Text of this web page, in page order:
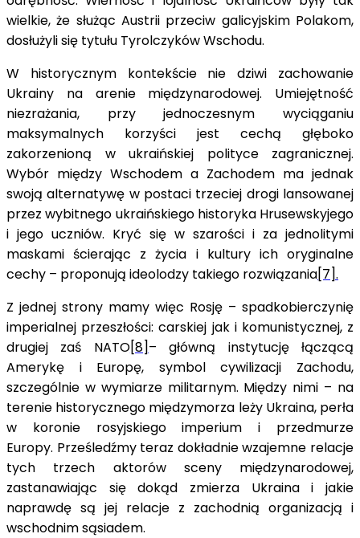
wielkie, że służąc Austrii przeciw galicyjskim Polakom,
dosłużyli się tytułu Tyrolczyków Wschodu.
W historycznym kontekście nie dziwi zachowanie
Ukrainy na arenie międzynarodowej. Umiejętność
niezrażania, przy jednoczesnym wyciąganiu
maksymalnych korzyści jest cechą głęboko
zakorzenioną w ukraińskiej polityce zagranicznej.
Wybór między Wschodem a Zachodem ma jednak
swoją alternatywę w postaci trzeciej drogi lansowanej
przez wybitnego ukraińskiego historyka Hrusewskyjego
i jego uczniów. Kryć się w szarości i za jednolitymi
maskami ścierając z życia i kultury ich oryginalne
cechy – proponują ideolodzy takiego rozwiązania[7].
Z jednej strony mamy więc Rosję – spadkobierczynię
imperialnej przeszłości: carskiej jak i komunistycznej, z
drugiej zaś NATO[8]– główną instytucję łączącą
Amerykę i Europę, symbol cywilizacji Zachodu,
szczególnie w wymiarze militarnym. Między nimi – na
terenie historycznego międzymorza leży Ukraina, perła
w koronie rosyjskiego imperium i przedmurze
Europy. Prześledźmy teraz dokładnie wzajemne relacje
tych trzech aktorów sceny międzynarodowej,
zastanawiając się dokąd zmierza Ukraina i jakie
naprawdę są jej relacje z zachodnią organizacją i
wschodnim sąsiadem.